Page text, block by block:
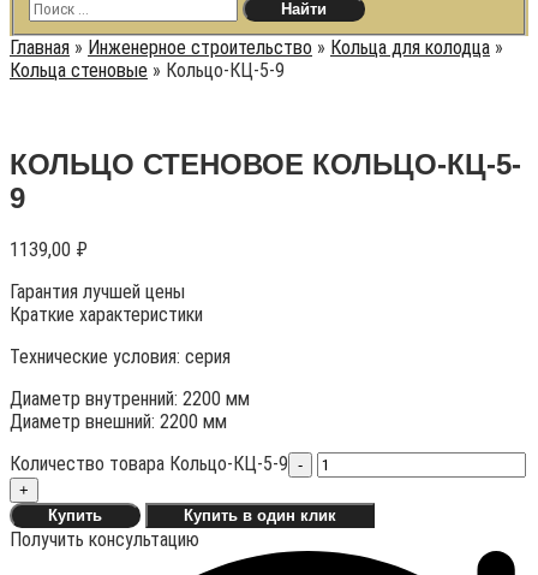
Главная » Инженерное строительство » Кольца для колодца »
Кольца стеновые » Кольцо-КЦ-5-9
КОЛЬЦО СТЕНОВОЕ КОЛЬЦО-КЦ-5-
9
1139,00 ₽
Гарантия лучшей цены
Краткие характеристики
Технические условия: серия
Диаметр внутренний: 2200 мм
Диаметр внешний: 2200 мм
Количество товара Кольцо-КЦ-5-9 -
+
Купить
Купить в один клик
Получить консультацию